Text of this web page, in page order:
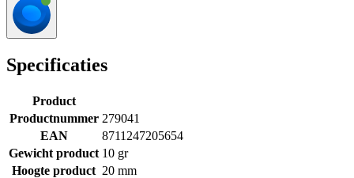
Specificaties
Product
Productnummer 279041
EAN
8711247205654
Gewicht product 10 gr
Hoogte product 20 mm